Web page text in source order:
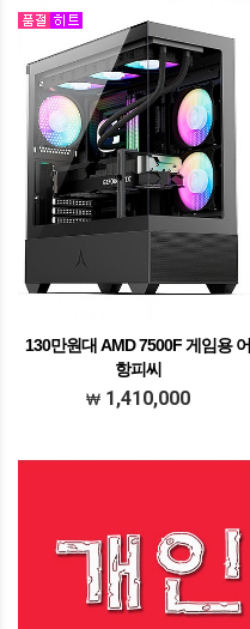
픽카드 AMD 내장 그래픽…
130만원대 AMD 7500F 게임용 어
항피씨
모델명 130만원대 게임용 추천피씨 프로
쿨러 블랙​​​ 메모리 팀그룹 DDR5 32GB
1,410,000